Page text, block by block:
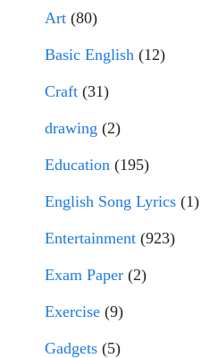
Art (80)
Basic English (12)
Craft (31)
drawing (2)
Education (195)
English Song Lyrics (1)
Entertainment (923)
Exam Paper (2)
Exercise (9)
Gadgets (5)